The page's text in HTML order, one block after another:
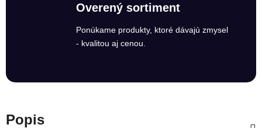
Overený sortiment
Ponúkame produkty, ktoré dávajú zmysel
- kvalitou aj cenou.
Popis